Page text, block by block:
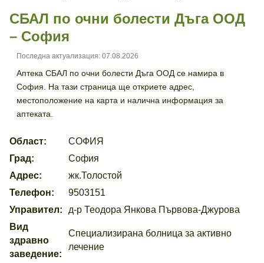
СБАЛ по очни болести Дъга ООД
– София
Последна актуализация: 07.08.2026
Аптека СБАЛ по очни болести Дъга ООД се намира в
София. На тази страница ще откриете адрес,
местоположение на карта и налична информация за
аптеката.
Област:
СОФИЯ
Град:
София
Адрес:
жк.Толостой
Телефон:
9503151
Управител:
д-р Теодора Янкова Първова-Джурова
Вид
здравно
заведение:
Специализирана болница за активно
лечение